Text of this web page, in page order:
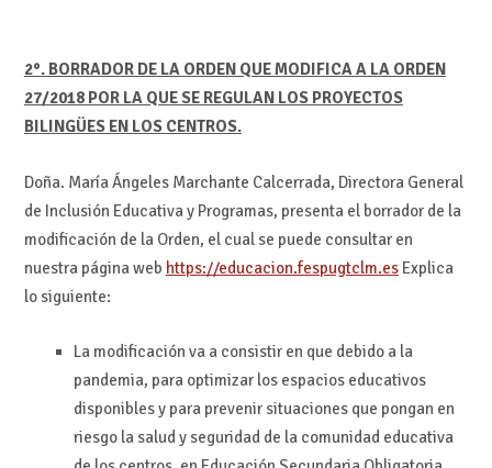
2°. BORRADOR DE LA ORDEN QUE MODIFICA A LA ORDEN
27/2018 POR LA QUE SE REGULAN LOS PROYECTOS
BILINGÜES EN LOS CENTROS.
Doña. María Ángeles Marchante Calcerrada, Directora General
de Inclusión Educativa y Programas, presenta el borrador de la
modificación de la Orden, el cual se puede consultar en
nuestra página web https://educacion.fespugtclm.esExplica
lo siguiente:
La modificación va a consistir en que debido a la
pandemia, para optimizar los espacios educativos
disponibles y para prevenir situaciones que pongan en
riesgo la salud y seguridad de la comunidad educativa